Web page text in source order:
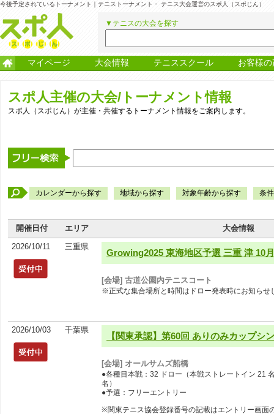
今後予定されているトーナメント｜テニストーナメント・ テニス大会運営のスポ人（スポじん）
▼テニスの大会を探す
マイページ 大会情報 テニススクール お客様の
スポ人主催の大会/トーナメント情報
スポ人（スポじん）が主催・共催するトーナメント情報をご案内します。
カレンダーから探す 地域から探す 対象年齢から探す 条
開催日付 エリア
大会情報
2026/10/11
三重県
Growing2025 東海地区予選 三重 津 10
[会場] 古道公園内テニスコート
※正式な集合場所と時間はドロー発表時にお知らせ
2026/10/03 千葉県
【関東承認】第60回 ありのみカップシ
[会場] オールサムズ船橋
●各種目本戦：32 ドロー（本戦ストレートイン 21
名）
●予選：フリーエントリー
※関東テニス協会登録番号の記載はエントリー画面